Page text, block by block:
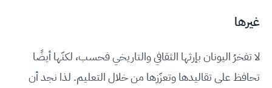
غيرها
لا تفخرُ اليونان بإرثها الثقافي والتاريخي فحسب، لكنّها أيضًا
تحافظ على تقاليدها وتعزّزها من خلال التعليم. لذا نجد أن